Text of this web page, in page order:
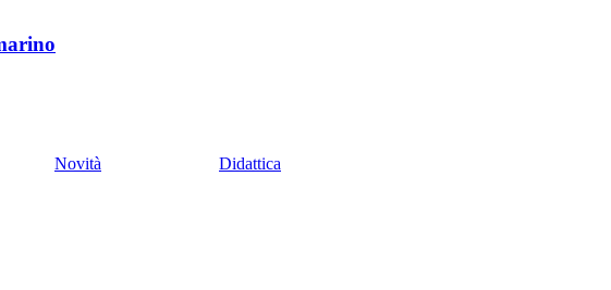
Novità Didattica